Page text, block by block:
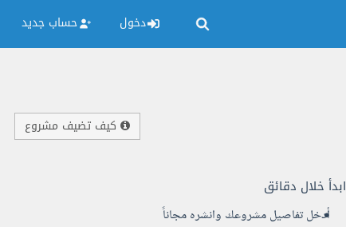
دخول حساب جديد
كيف تضيف مشروع
ابدأ خلال دقائق
أدخل تفاصيل مشروعك وانشره مجاناً